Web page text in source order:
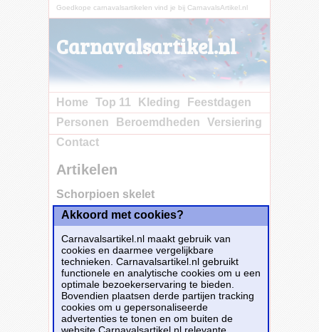
Goedkope carnavalsartikelen vind je bij CarnavalsArtikel.nl
Carnavalsartikel.nl
Home Top 11 Kleding
Feestdagen
Personen
Beroemdheden
Versiering
Contact
Artikelen
Schorpioen skelet
Koop nu bij e-
Carnavalskleding.nl voor slechts€ 8.25!
Dit carnavalsartikelSchorpioen skelet
bestellen bij E-Carnavalskleding.nlvoor€
8,25.
Bestellen
Akkoord met cookies?
Carnavalsartikel.nl maakt gebruik van
cookies en daarmee vergelijkbare
technieken. Carnavalsartikel.nl gebruikt
functionele en analytische cookies om u een
optimale bezoekerservaring te bieden.
Bovendien plaatsen derde partijen tracking
cookies om u gepersonaliseerde
advertenties te tonen en om buiten de